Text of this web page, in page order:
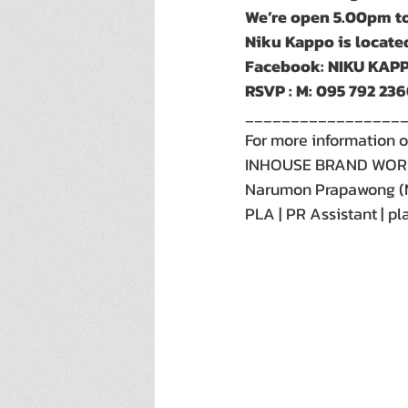
We’re open 5.00pm
Niku Kappo is
Facebook: NIKU
RSVP : M: 095 792
For more information
INHOUSE BRAND
Narumon Prapawong
PLA | PR Assistant |